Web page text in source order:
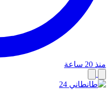
منذ 20 ساعة